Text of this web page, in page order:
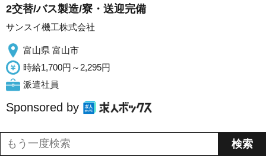
2交替/バス製造/寮・送迎完備
サンスイ機工株式会社
富山県 富山市
時給1,700円～2,295円
派遣社員
Sponsored by